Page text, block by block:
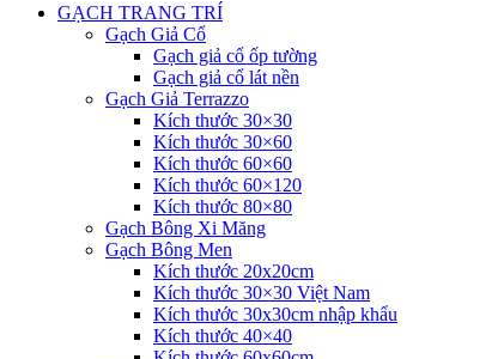
GẠCH TRANG TRÍ
Gạch Giả Cổ
Gạch giả cổ ốp tường
Gạch giả cổ lát nền
Gạch Giả Terrazzo
Kích thước 30×30
Kích thước 30×60
Kích thước 60×60
Kích thước 60×120
Kích thước 80×80
Gạch Bông Xi Măng
Gạch Bông Men
Kích thước 20x20cm
Kích thước 30×30 Việt Nam
Kích thước 30x30cm nhập khẩu
Kích thước 40×40